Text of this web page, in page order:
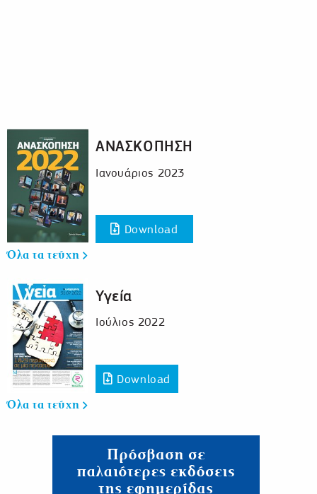
ΑΝΑΣΚΟΠΗΣΗ
Ιανουάριος 2023
Download
Όλα τα τεύχη
Υγεία
Ιούλιος 2022
Download
Όλα τα τεύχη